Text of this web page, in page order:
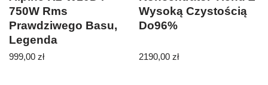
750W Rms
Prawdziwego Basu,
Legenda
999,00 zł
Wysoką Czystością
Do96%
2190,00zł